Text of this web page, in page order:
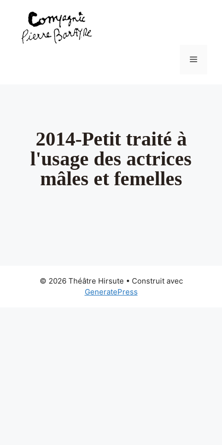
2014-Petit traité à
l'usage des actrices
mâles et femelles
© 2026 Théâtre Hirsute • Construit avec
GeneratePress